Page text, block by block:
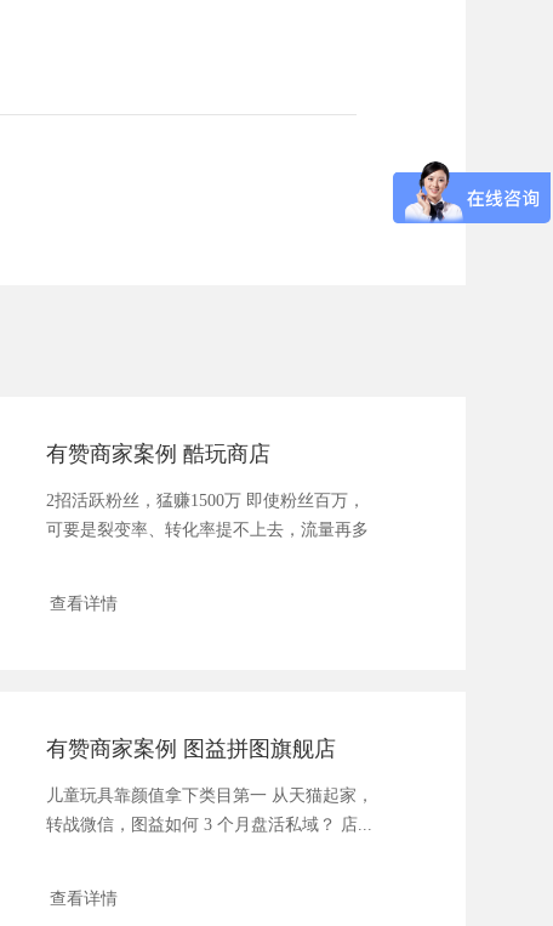
有赞商家案例 酷玩商店
2招活跃粉丝，猛赚1500万 即使粉丝百万，
可要是裂变率、转化率提不上去，流量再多
查看详情
有赞商家案例 图益拼图旗舰店
儿童玩具靠颜值拿下类目第一 从天猫起家，
转战微信，图益如何 3 个月盘活私域？ 店...
查看详情